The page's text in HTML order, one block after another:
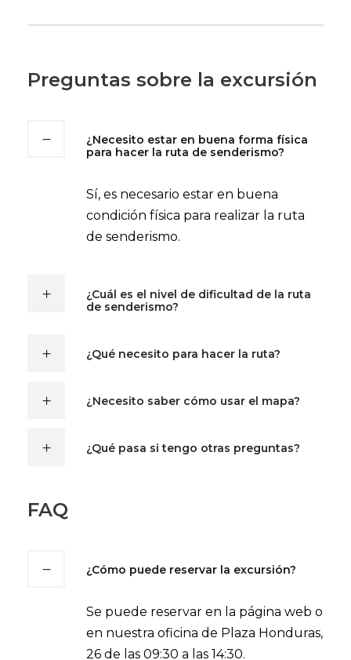
Preguntas sobre la excursión
¿Necesito estar en buena forma física
para hacer la ruta de senderismo?
Sí, es necesario estar en buena
condición física para realizar la ruta
de senderismo.
¿Cuál es el nivel de dificultad de la ruta
de senderismo?
¿Qué necesito para hacer la ruta?
¿Necesito saber cómo usar el mapa?
¿Qué pasa si tengo otras preguntas?
FAQ
¿Cómo puede reservar la excursión?
Se puede reservar en la página web o
en nuestra oficina de Plaza Honduras,
26 de las 09:30 a las 14:30.